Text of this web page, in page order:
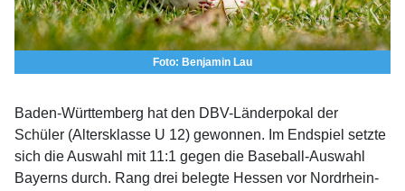
Foto: Benjamin Lau
Baden-Württemberg hat den DBV-Länderpokal der
Schüler (Altersklasse U 12) gewonnen. Im Endspiel setzte
sich die Auswahl mit 11:1 gegen die Baseball-Auswahl
Bayerns durch. Rang drei belegte Hessen vor Nordrhein-